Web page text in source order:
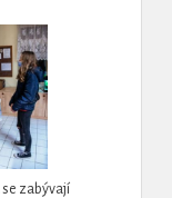
se zabývají